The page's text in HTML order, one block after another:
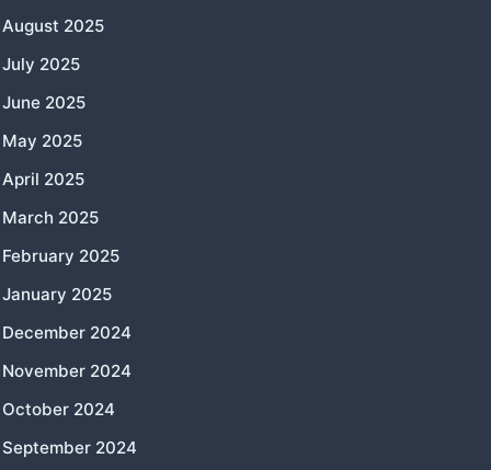
August 2025
July 2025
June 2025
May 2025
April 2025
March 2025
February 2025
January 2025
December 2024
November 2024
October 2024
September 2024